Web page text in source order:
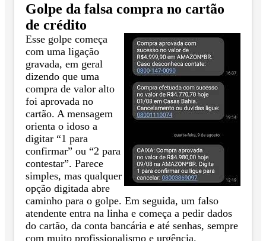
Golpe da falsa compra no cartão
de crédito
Esse golpe começa
com uma ligação
gravada, em geral
dizendo que uma
compra de valor alto
foi aprovada no
cartão. A mensagem
orienta o idoso a
digitar “1 para
confirmar” ou “2 para
contestar”. Parece
simples, mas qualquer
opção digitada abre
caminho para o golpe. Em seguida, um falso
atendente entra na linha e começa a pedir dados
do cartão, da conta bancária e até senhas, sempre
com muito profissionalismo e urgência.